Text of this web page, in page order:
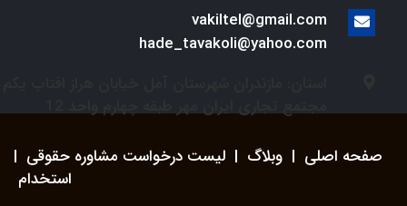
vakiltel@gmail.com
hade_tavakoli@yahoo.com
صفحه اصلی | وبلاگ | لیست درخواست مشاوره حقوقی |
استخدام